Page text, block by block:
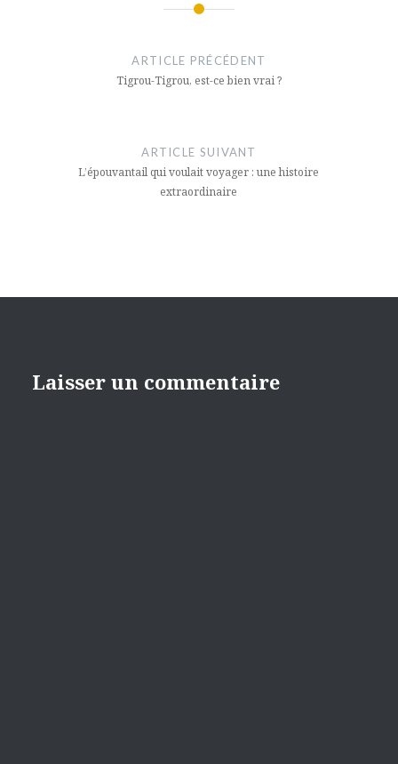
ARTICLE PRÉCÉDENT
Tigrou-Tigrou, est-ce bien vrai ?
ARTICLE SUIVANT
L’épouvantail qui voulait voyager : une histoire
extraordinaire
Laisser un commentaire